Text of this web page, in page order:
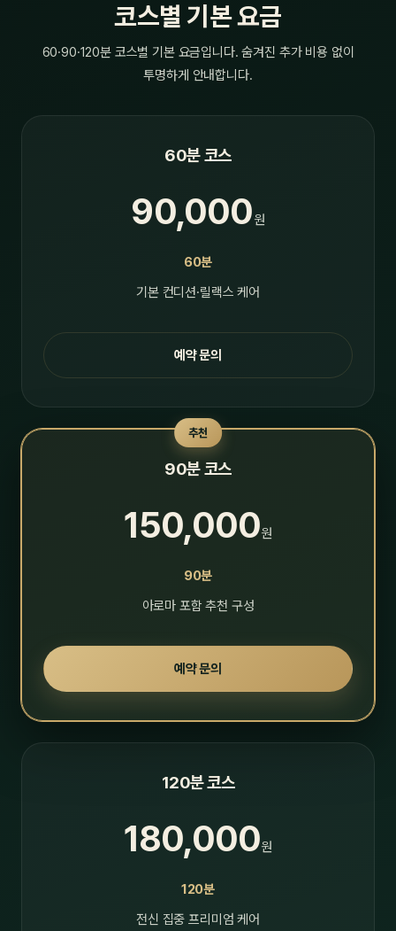
코스별 기본 요금
60·90·120분 코스별 기본 요금입니다. 숨겨진 추가 비용 없이
투명하게 안내합니다.
60분 코스
90,000원
60분
기본 컨디션·릴랙스 케어
예약 문의
추천
90분 코스
150,000원
90분
아로마 포함 추천 구성
예약 문의
120분 코스
180,000원
120분
전신 집중 프리미엄 케어